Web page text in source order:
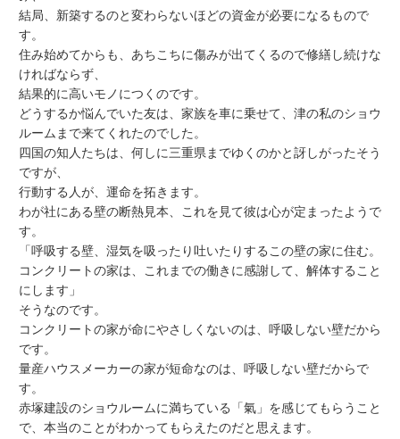
結局、新築するのと変わらないほどの資金が必要になるもので
す。
住み始めてからも、あちこちに傷みが出てくるので修繕し続けな
ければならず、
結果的に高いモノにつくのです。
どうするか悩んでいた友は、家族を車に乗せて、津の私のショウ
ルームまで来てくれたのでした。
四国の知人たちは、何しに三重県までゆくのかと訝しがったそう
ですが、
行動する人が、運命を拓きます。
わが社にある壁の断熱見本、これを見て彼は心が定まったようで
す。
「呼吸する壁、湿気を吸ったり吐いたりするこの壁の家に住む。
コンクリートの家は、これまでの働きに感謝して、解体すること
にします」
そうなのです。
コンクリートの家が命にやさしくないのは、呼吸しない壁だから
です。
量産ハウスメーカーの家が短命なのは、呼吸しない壁だからで
す。
赤塚建設のショウルームに満ちている「氣」を感じてもらうこと
で、本当のことがわかってもらえたのだと思えます。